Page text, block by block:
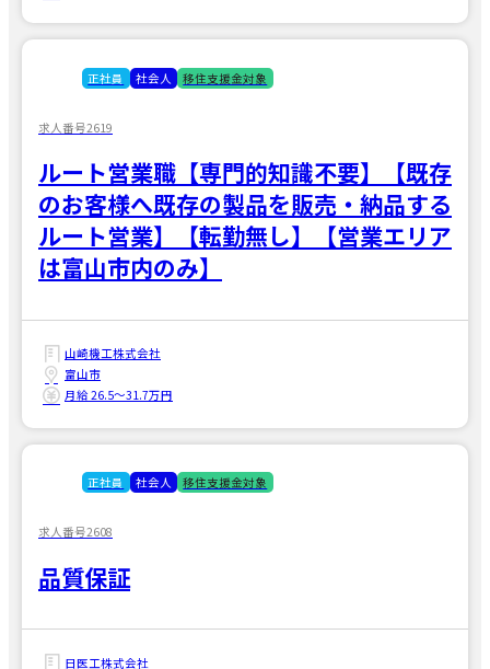
正社員 社会人 移住支援金対象
求人番号2619
ルート営業職【専門的知識不要】【既存
のお客様へ既存の製品を販売・納品する
ルート営業】【転勤無し】【営業エリア
は富山市内のみ】
山崎機工株式会社
富山市
月給 26.5〜31.7万円
正社員 社会人 移住支援金対象
求人番号2608
品質保証
日医工株式会社